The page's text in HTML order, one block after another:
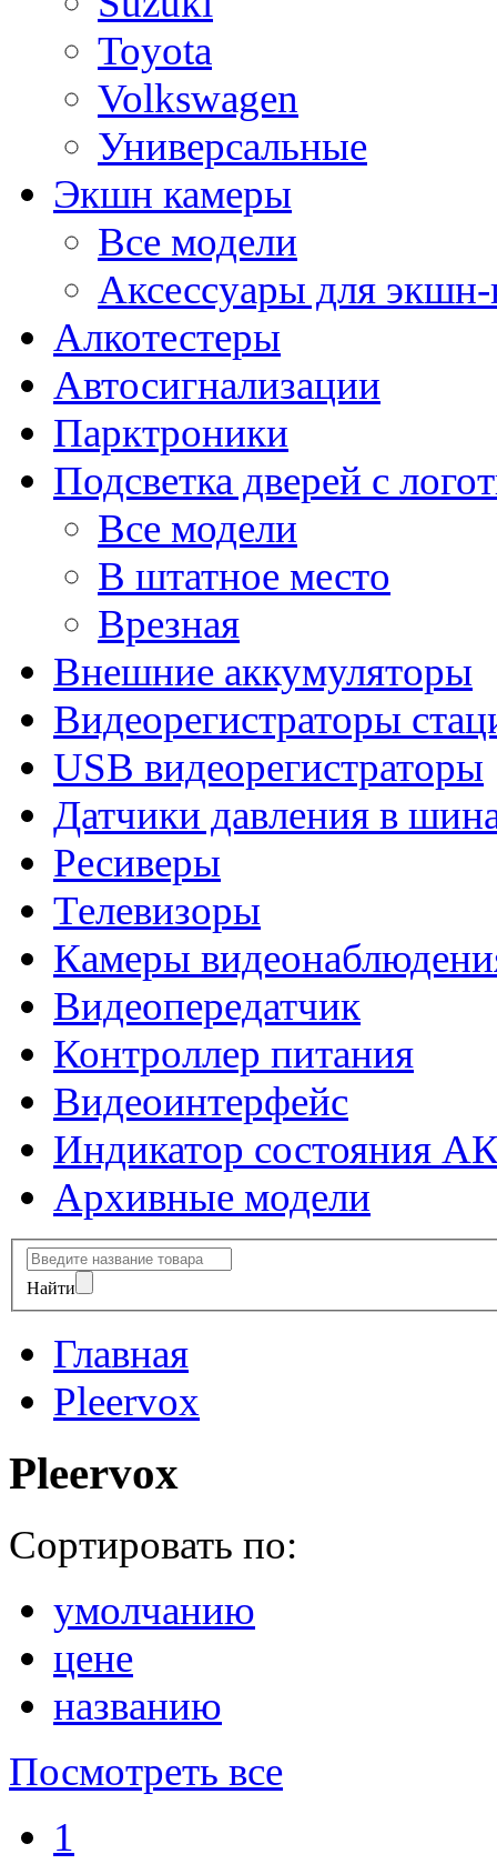
Toyota
Volkswagen
Универсальные
Экшн камеры
Все модели
Аксессуары для
Алкотестеры
Автосигнализации
Парктроники
Подсветка дверей с
Все модели
В штатное место
Врезная
Внешние аккумуляторы
Видеорегистраторы
USB видеорегистраторы
Датчики давления в
Ресиверы
Телевизоры
Камеры
Видеопередатчик
Контроллер питания
Видеоинтерфейс
Индикатор состояния
Архивные модели
Найти
Главная
Pleervox
Pleervox
Сортировать по:
умолчанию
цене
названию
Посмотреть все
1